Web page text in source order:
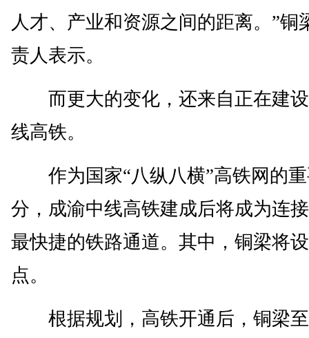
人才、产业和资源之间的距离。”铜
责人表示。
而更大的变化，还来自正在建设
线高铁。
作为国家“八纵八横”高铁网的重
分，成渝中线高铁建成后将成为连
最快捷的铁路通道。其中，铜梁将
点。
根据规划，高铁开通后，铜梁至